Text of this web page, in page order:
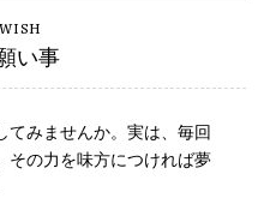
い事
てみませんか。実は、毎回
その力を味方につければ夢